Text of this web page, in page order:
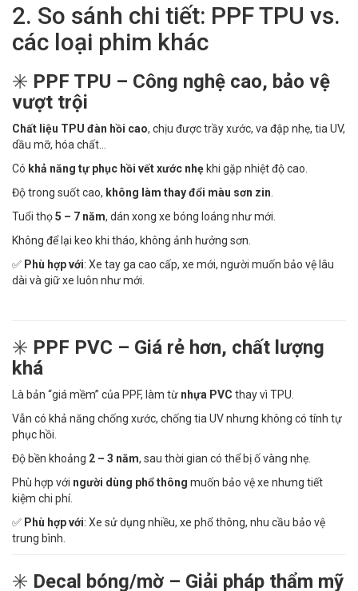
2. So sánh chi tiết: PPF TPU vs.
các loại phim khác
✳️ PPF TPU – Công nghệ cao, bảo vệ
vượt trội
Chất liệu TPU đàn hồi cao, chịu được trầy xước, va đập nhẹ, tia UV,
dầu mỡ, hóa chất…
Có khả năng tự phục hồi vết xước nhẹkhi gặp nhiệt độ cao.
Độ trong suốt cao, không làm thay đổi màu sơn zin
Tuổi thọ5 – 7 năm, dán xong xe bóng loáng như mới.
Không để lại keo khi tháo, không ảnh hưởng sơn.
✅ Phù hợp với: Xe tay ga cao cấp, xe mới, người muốn bảo vệ lâu
dài và giữ xe luôn như mới.
✳️ PPF PVC – Giá rẻ hơn, chất lượng
khá
Là bản “giá mềm” của PPF, làm từ nhựa PVC thay vì TPU.
Vẫn có khả năng chống xước, chống tia UV nhưng không có tính tự
phục hồi.
Độ bền khoảng 2 – 3 năm, sau thời gian có thể bị ố vàng nhẹ.
Phù hợp với người dùng phổ thông muốn bảo vệ xe nhưng tiết
kiệm chi phí.
✅ Phù hợp với: Xe sử dụng nhiều, xe phổ thông, nhu cầu bảo vệ
trung bình.
✳️ Decal bóng/mờ – Giải pháp thẩm mỹ